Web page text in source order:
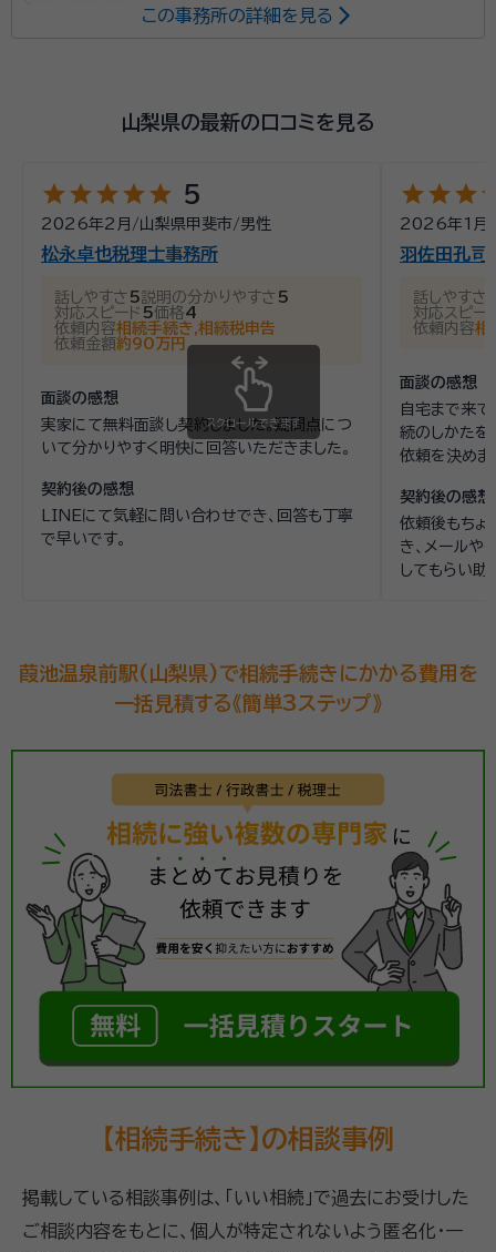
続きのサポートを行っております。 お忙しい社会人の方
て頂いております。また、当事務所では初回の相談料
(相談のみの場合は有料)はいただいておりません。 相
談料を気にすることなく、なんでもお気軽にご相談くだ
さい。
資格等： 行政書士
この事務所の詳細を見る
山梨県の最新の口コミを見る
starstarstarstarstar 5
2026年2月 /山梨県甲斐市/男性
松永卓也税理士事務所
話しやすさ 5説明の分かりやすさ 5
対応スピード 5価格4
依頼内容相続手続き,相続税申告
依頼金額約90万円
面談の感想
実家にて無料面談し契約しました。疑問点につ
いて分かりやすく明快に回答いただきました。
契約後の感想
LINEにて気軽に問い合わせでき、回答も丁寧
で早いです。
starstarstar
2026年1月
羽佐田孔司
話しやすさ
対応スピー
依頼内容相
面談の感想
自宅まで来て
続のしかたを
依頼を決めま
契約後の感想
依頼後もちょ
き、メールや
してもらい助
スクロールできます
葭池温泉前駅(山梨県)で相続手続きにかかる費用を
一括見積する《簡単3ステップ》
【相続手続き】の相談事例
掲載している相談事例は、「いい相続」で過去にお受けした
ご相談内容をもとに、個人が特定されないよう匿名化・一